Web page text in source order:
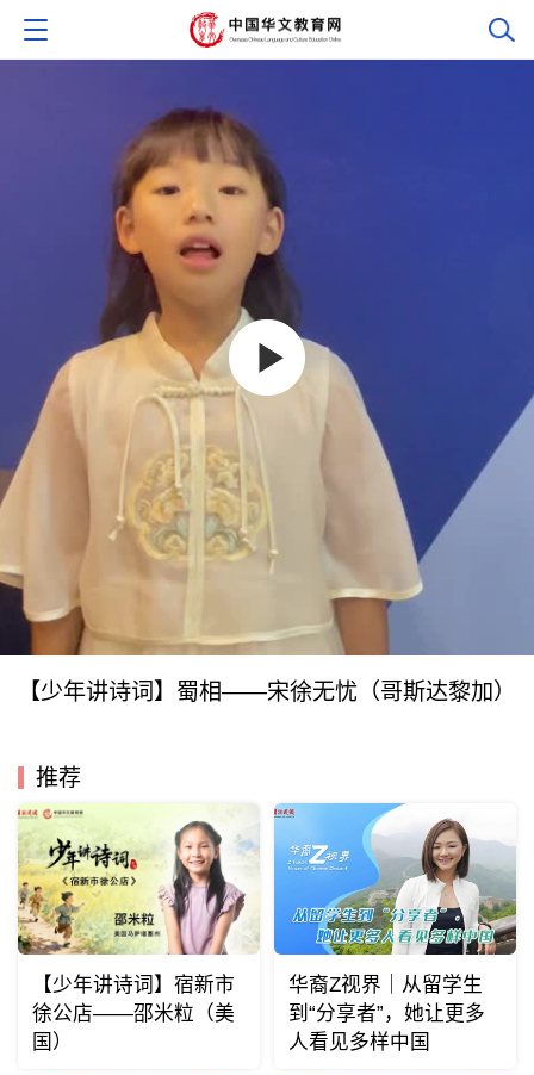
【少年讲诗词】蜀相——宋徐无忧（哥斯达黎加）
推荐
【少年讲诗词】宿新市
徐公店——邵米粒（美
国）
华裔Z视界｜从留学生
到“分享者”，她让更多
人看见多样中国